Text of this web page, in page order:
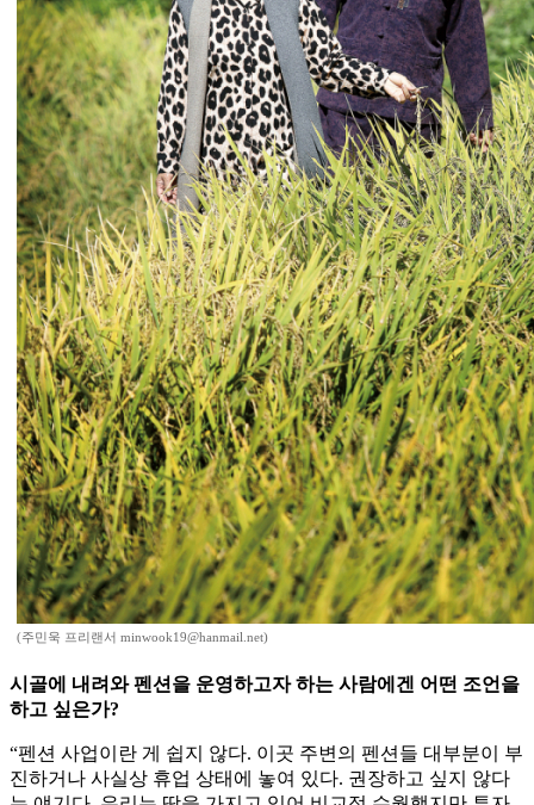
(주민욱 프리랜서 minwook19@hanmail.net)
시골에 내려와 펜션을 운영하고자 하는 사람에겐 어떤 조언을
하고 싶은가?
“펜션 사업이란 게 쉽지 않다. 이곳 주변의 펜션들 대부분이 부
진하거나 사실상 휴업 상태에 놓여 있다. 권장하고 싶지 않다